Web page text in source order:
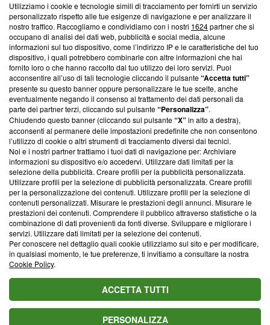
Questa sezione offre informazioni trasparenti su Blasting
News, sui nostri processi editoriali e su come ci impegniamo a
creare news di qualità. Inoltre, afferma la nostra aderenza a
‘Trust Project - News with Integrity’Blasting News non è
ancora membro del programma, ma ha richiesto di farne
parte; Trust Project non ha ancora effettuato una verifica di
conformità agli standard.
Su di noi
Team editoriale
Corporate
Redazione
Informativa Privacy
Cookie Policy
Blasting SA, IDI CHE-247.845.224, Via Carlo Frasca, 3 - 6900
Lugano (Svizzera) Tel:+39 0690258937
© 2026 Blasting News
Utilizziamo i cookie e tecnologie simili di tracciamento per fornirti un servizio
personalizzato rispetto alle tue esigenze di navigazione e per analizzare il
nostro traffico. Raccogliamo e condividiamo con i nostri 1624partner che si
occupano di analisi dei dati web, pubblicità e social media, alcune
informazioni sul tuo dispositivo, come l’indirizzo IP e le caratteristiche del tuo
dispositivo, i quali potrebbero combinarle con altre informazioni che hai
fornito loro o che hanno raccolto dal tuo utilizzo dei loro servizi. Puoi
acconsentire all’uso di tali tecnologie cliccando il pulsante“Accetta tutti”
presente su questo banner oppure personalizzare le tue scelte, anche
eventualmente negando il consenso al trattamento dei dati personali da
parte dei partner terzi, cliccando sul pulsante“Personalizza”.
Chiudendo questo banner (cliccando sul pulsante“X”in alto a destra),
acconsenti al permanere delle impostazioni predefinite che non consentono
l’utilizzo di cookie o altri strumenti di tracciamento diversi dai tecnici.
Noi e i nostri partner trattiamo i tuoi dati di navigazione per: Archiviare
informazioni su dispositivo e/o accedervi. Utilizzare dati limitati per la
selezione della pubblicità. Creare profili per la pubblicità personalizzata.
Utilizzare profili per la selezione di pubblicità personalizzata. Creare profili
per la personalizzazione dei contenuti. Utilizzare profili per la selezione di
contenuti personalizzati. Misurare le prestazioni degli annunci. Misurare le
prestazioni dei contenuti. Comprendere il pubblico attraverso statistiche o la
combinazione di dati provenienti da fonti diverse. Sviluppare e migliorare i
servizi. Utilizzare dati limitati per la selezione dei contenuti.
Per conoscere nel dettaglio quali cookie utilizziamo sul sito e per modificare,
in qualsiasi momento, le tue preferenze, ti invitiamo a consultare la nostra
Cookie Policy.
ACCETTA TUTTI
PERSONALIZZA